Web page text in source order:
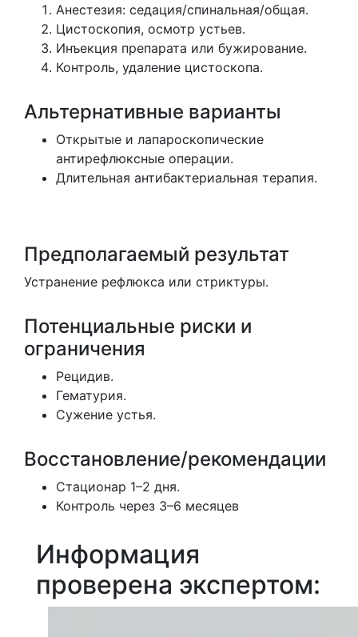
Анестезия: седация/спинальная/общая.
Цистоскопия, осмотр устьев.
Инъекция препарата или бужирование.
Контроль, удаление цистоскопа.
Альтернативные варианты
Открытые и лапароскопические
антирефлюксные операции.
Длительная антибактериальная терапия.
Предполагаемый результат
Устранение рефлюкса или стриктуры.
Потенциальные риски и
ограничения
Рецидив.
Гематурия.
Сужение устья.
Восстановление/рекомендации
Стационар 1–2 дня.
Контроль через 3–6 месяцев
Информация
проверена экспертом: